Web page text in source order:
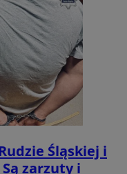
Śląskiej i
zarzuty i